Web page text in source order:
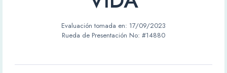
Evaluación tomada en: 17/09/2023
Rueda de Presentación No: #14880